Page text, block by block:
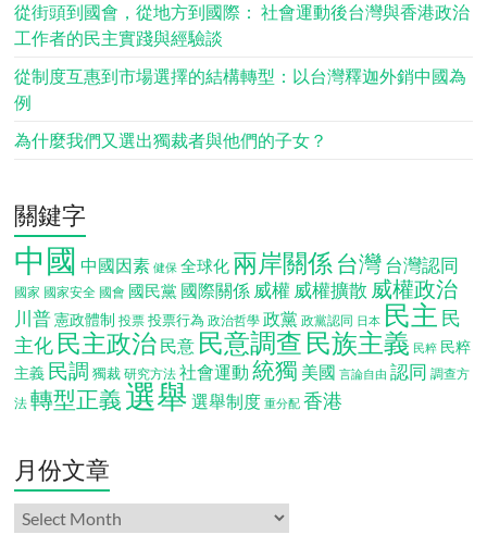
從街頭到國會，從地方到國際： 社會運動後台灣與香港政治
工作者的民主實踐與經驗談
從制度互惠到市場選擇的結構轉型：以台灣釋迦外銷中國為
例
為什麼我們又選出獨裁者與他們的子女？
關鍵字
中國 中國因素 健保 全球化 兩岸關係 台灣台灣認同
國家 國家安全 國會 國民黨 國際關係 威權 威權擴散 威權政治
川普 憲政體制 投票 投票行為 政治哲學 政黨 政黨認同 日本 民主 民
主化 民主政治 民意 民意調查 民族主義 民粹 民粹
主義 民調 獨裁 研究方法 社會運動 統獨 美國 言論自由 認同 調查方
法 轉型正義 選舉 選舉制度 重分配 香港
月份文章
月
份